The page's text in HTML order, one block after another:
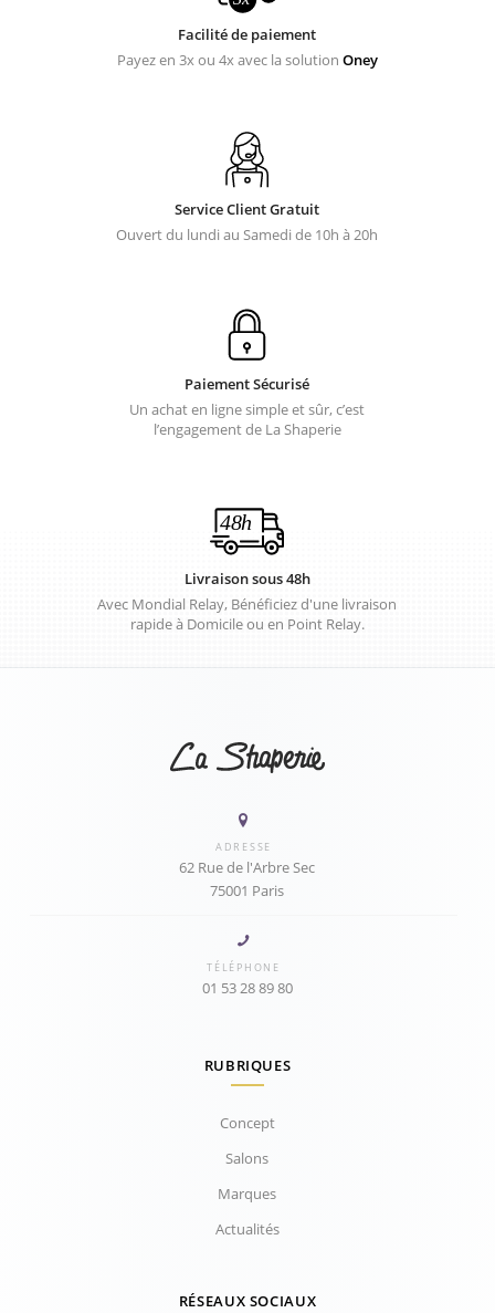
Facilité de paiement
Payez en 3x ou 4x avec la solution Oney
Service Client Gratuit
Ouvert du lundi au Samedi de 10h à 20h
Paiement Sécurisé
Un achat en ligne simple et sûr, c’est
l’engagement de La Shaperie
Livraison sous 48h
Avec Mondial Relay, Bénéficiez d'une livraison
rapide à Domicile ou en Point Relay.
ADRESSE
62 Rue de l'Arbre Sec
75001 Paris
TÉLÉPHONE
01 53 28 89 80
RUBRIQUES
Concept
Salons
Marques
Actualités
RÉSEAUX SOCIAUX